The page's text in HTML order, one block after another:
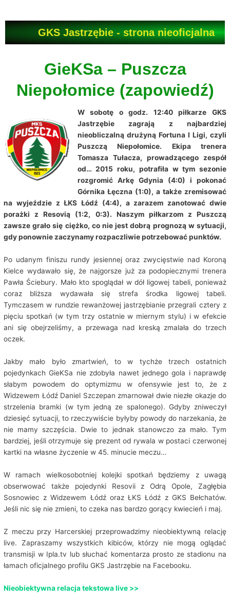
GKS Jastrzębie - strona nieoficjalna
GieKSa – Puszcza
Niepołomice (zapowiedź)
W sobotę o godz. 12:40 piłkarze GKS
Jastrzębie zagrają z najbardziej
nieobliczalną drużyną Fortuna I Ligi, czyli
Puszczą Niepołomice. Ekipa trenera
Tomasza Tułacza, prowadzącego zespół
od… 2015 roku, potrafiła w tym sezonie
rozgromić Arkę Gdynia (4:0) i pokonać
Górnika Łęczna (1:0), a także zremisować
na wyjeździe z ŁKS Łódź (4:4), a zarazem zanotować dwie
porażki z Resovią (1:2, 0:3). Naszym piłkarzom z Puszczą
zawsze grało się ciężko, co nie jest dobrą prognozą w sytuacji,
gdy ponownie zaczynamy rozpaczliwie potrzebować punktów.
Po udanym finiszu rundy jesiennej oraz zwycięstwie nad Koroną
Kielce wydawało się, że najgorsze już za podopiecznymi trenera
Pawła Ściebury. Mało kto spoglądał w dół ligowej tabeli, ponieważ
coraz bliższa wydawała się strefa środka ligowej tabeli.
Tymczasem w rundzie rewanżowej jastrzębianie przegrali cztery z
pięciu spotkań (w tym trzy ostatnie w miernym stylu) i w efekcie
ani się obejrzeliśmy, a przewaga nad kreską zmalała do trzech
oczek.
Jakby mało było zmartwień, to w tychże trzech ostatnich
pojedynkach GieKSa nie zdobyła nawet jednego gola i naprawdę
słabym powodem do optymizmu w ofensywie jest to, że z
Widzewem Łódź Daniel Szczepan zmarnował dwie niezłe okazje do
strzelenia bramki (w tym jedną ze spalonego). Gdyby zniweczył
dziesięć sytuacji, to rzeczywiście byłyby powody do narzekania, że
nie mamy szczęścia. Dwie to jednak stanowczo za mało. Tym
bardziej, jeśli otrzymuje się prezent od rywala w postaci czerwonej
kartki na własne życzenie w 45. minucie meczu…
W ramach wielkosobotniej kolejki spotkań będziemy z uwagą
obserwować także pojedynki Resovii z Odrą Opole, Zagłębia
Sosnowiec z Widzewem Łódź oraz ŁKS Łódź z GKS Bełchatów.
Jeśli nic się nie zmieni, to czeka nas bardzo gorący kwiecień i maj.
Z meczu przy Harcerskiej przeprowadzimy nieobiektywną relację
live. Zapraszamy wszystkich kibiców, którzy nie mogą oglądać
transmisji w Ipla.tv lub słuchać komentarza prosto ze stadionu na
łamach oficjalnego profilu GKS Jastrzębie na Facebooku.
Nieobiektywna relacja tekstowa live >>